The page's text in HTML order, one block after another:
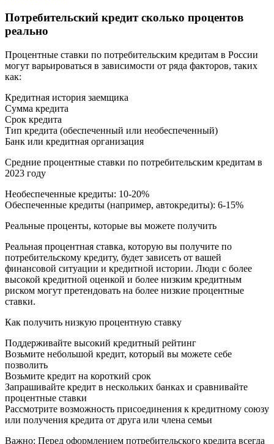
Потребительский кредит сколько процентов
реально
Процентные ставки по потребительским кредитам в России
могут варьироваться в зависимости от ряда факторов, таких
как:
Кредитная история заемщика
Сумма кредита
Срок кредита
Тип кредита (обеспеченный или необеспеченный)
Банк или кредитная организация
Средние процентные ставки по потребительским кредитам в
2023 году
Необеспеченные кредиты: 10-20%
Обеспеченные кредиты (например, автокредиты): 6-15%
Реальные проценты, которые вы можете получить
Реальная процентная ставка, которую вы получите по
потребительскому кредиту, будет зависеть от вашей
финансовой ситуации и кредитной истории. Люди с более
высокой кредитной оценкой и более низким кредитным
риском могут претендовать на более низкие процентные
ставки.
Как получить низкую процентную ставку
Поддерживайте высокий кредитный рейтинг
Возьмите небольшой кредит, который вы можете себе
позволить
Возьмите кредит на короткий срок
Запрашивайте кредит в нескольких банках и сравнивайте
процентные ставки
Рассмотрите возможность присоединения к кредитному союзу
или получения кредита от друга или члена семьи
Важно: Перед оформлением потребительского кредита всегда